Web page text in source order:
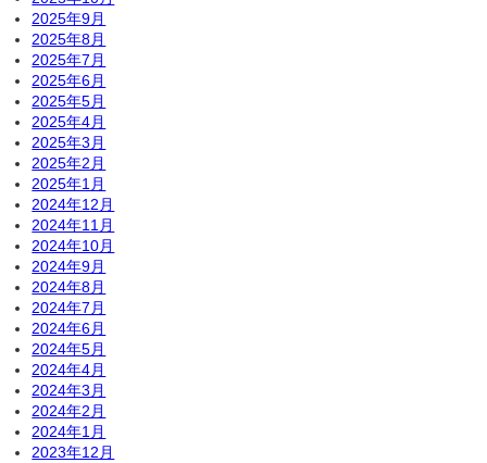
2025年9月
2025年8月
2025年7月
2025年6月
2025年5月
2025年4月
2025年3月
2025年2月
2025年1月
2024年12月
2024年11月
2024年10月
2024年9月
2024年8月
2024年7月
2024年6月
2024年5月
2024年4月
2024年3月
2024年2月
2024年1月
2023年12月